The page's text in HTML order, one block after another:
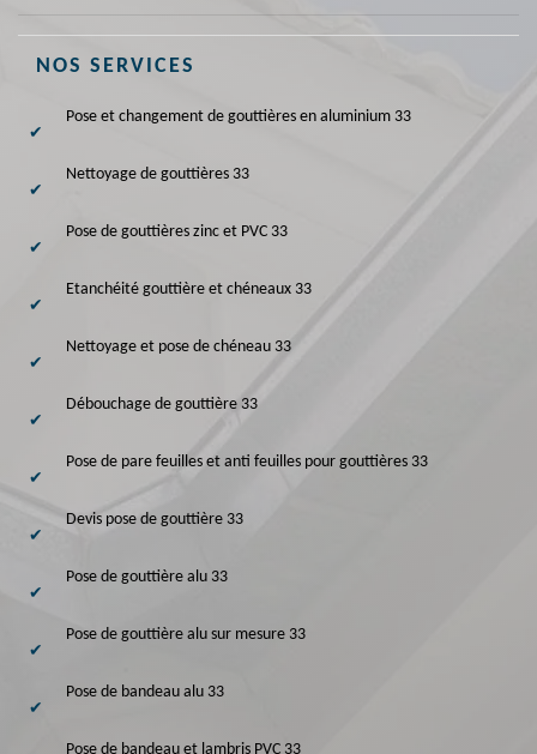
NOS SERVICES
Pose et changement de gouttières en aluminium 33
Nettoyage de gouttières 33
Pose de gouttières zinc et PVC 33
Etanchéité gouttière et chéneaux 33
Nettoyage et pose de chéneau 33
Débouchage de gouttière 33
Pose de pare feuilles et anti feuilles pour gouttières 33
Devis pose de gouttière 33
Pose de gouttière alu 33
Pose de gouttière alu sur mesure 33
Pose de bandeau alu 33
Pose de bandeau et lambris PVC 33